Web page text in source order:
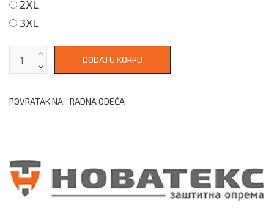
2XL
3XL
POVRATAK NA: RADNA ODEĆA